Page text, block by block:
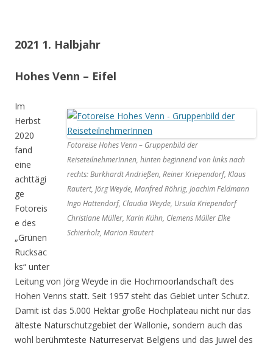
2021 1. Halbjahr
Hohes Venn – Eifel
Fotoreise Hohes Venn – Gruppenbild der
ReiseteilnehmerInnen, hinten beginnend von links nach
rechts: Burkhardt Andrießen, Reiner Kriependorf, Klaus
Rautert, Jörg Weyde, Manfred Röhrig, Joachim Feldmann
Ingo Hattendorf, Claudia Weyde, Ursula Kriependorf
Christiane Müller, Karin Kühn, Clemens Müller Elke
Schierholz, Marion Rautert
Im
Herbst
2020
fand
eine
achttägi
ge
Fotoreis
e des
„Grünen
Rucksac
ks“ unter
Leitung von Jörg Weyde in die Hochmoorlandschaft des
Hohen Venns statt. Seit 1957 steht das Gebiet unter Schutz.
Damit ist das 5.000 Hektar große Hochplateau nicht nur das
älteste Naturschutzgebiet der Wallonie, sondern auch das
wohl berühmteste Naturreservat Belgiens und das Juwel des